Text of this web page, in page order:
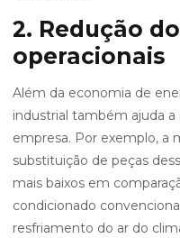
2. Redução
operacionais
Além da economia de
industrial também ajuda a
empresa. Por exemplo, a
substituição de peças
mais baixos em
condicionado
resfriamento do ar do